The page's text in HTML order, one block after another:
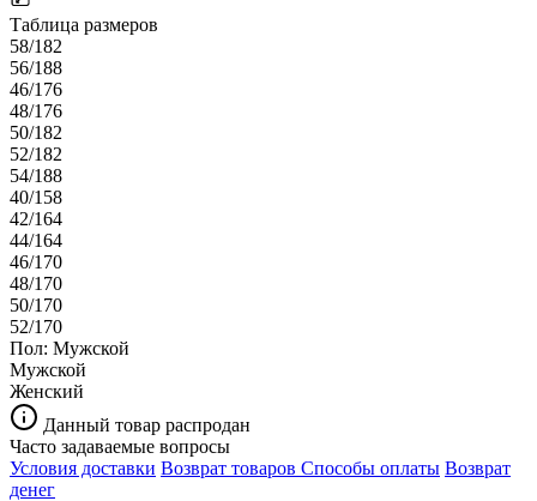
Таблица размеров
58/182
56/188
46/176
48/176
50/182
52/182
54/188
40/158
42/164
44/164
46/170
48/170
50/170
52/170
Пол: Мужской
Мужской
Женский
Данный товар распродан
Часто задаваемые вопросы
Условия доставки Возврат товаров Способы оплаты Возврат
денег